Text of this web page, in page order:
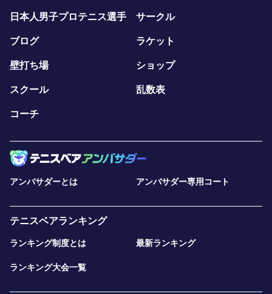
日本人男子プロテニス選手 サークル
ブログ ラケット
壁打ち場 ショップ
スクール 乱数表
コーチ
アンバサダーとは アンバサダー専用コート
テニスベアランキング
ランキング制度とは 最新ランキング
ランキング大会一覧